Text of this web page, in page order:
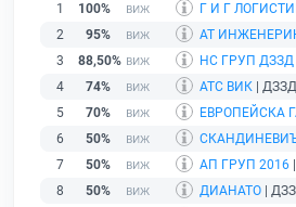
1
100% Г И Г
2
95% АТ
3
88,50% НС ГРУП ДЗЗД
4
74% АТС ВИК |
5
70% ЕВРОПЕЙСКА
6
50%
7
50% АП ГРУП 2016
8
50% ДИАНАТО |